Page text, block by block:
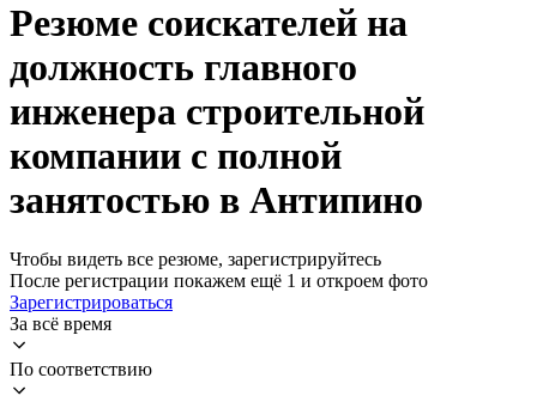
Резюме соискателей на
должность главного
инженера строительной
компании с полной
занятостью в Антипино
Чтобы видеть все резюме, зарегистрируйтесь
После регистрации покажем ещё 1 и откроем фото
Зарегистрироваться
За всё время
По соответствию